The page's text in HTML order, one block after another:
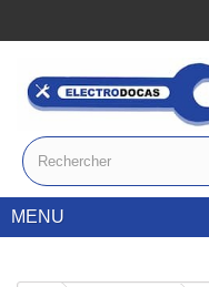
MENU